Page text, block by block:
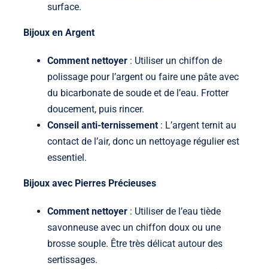
surface.
Bijoux en Argent
Comment nettoyer: Utiliser un chiffon de
polissage pour l’argent ou faire une pâte avec
du bicarbonate de soude et de l’eau. Frotter
doucement, puis rincer.
Conseil anti-ternissement: L’argent ternit au
contact de l’air, donc un nettoyage régulier est
essentiel.
Bijoux avec Pierres Précieuses
Comment nettoyer: Utiliser de l’eau tiède
savonneuse avec un chiffon doux ou une
brosse souple. Être très délicat autour des
sertissages.